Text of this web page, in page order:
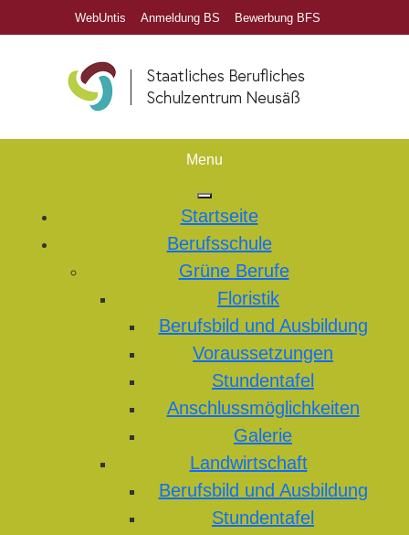
WebUntis Anmeldung BS Bewerbung BFS
Menu
Startseite
Berufsschule
Grüne Berufe
Floristik
Berufsbild und Ausbildung
Voraussetzungen
Stundentafel
Anschlussmöglichkeiten
Galerie
Landwirtschaft
Berufsbild und Ausbildung
Stundentafel